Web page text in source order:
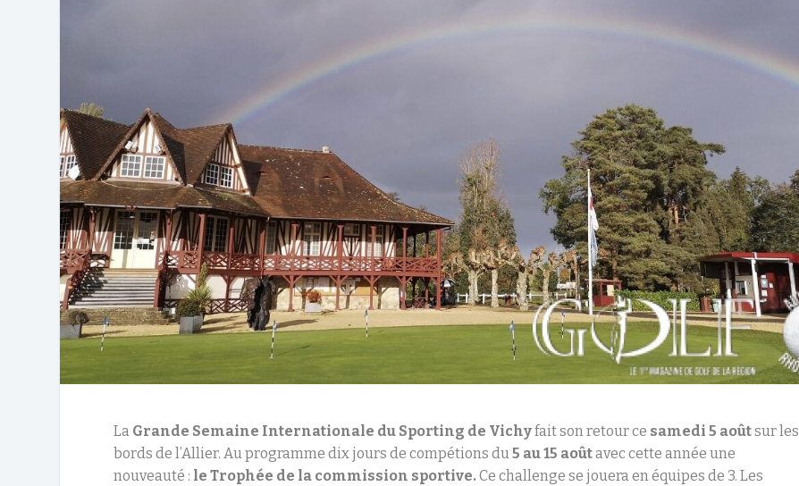
La Grande Semaine Internationale du Sporting de Vichyfait son retour ce samedi 5 aoûtsur les
bords de l’Allier. Au programme dix jours de compétions du5 au 15 aoûtavec cette année une
nouveauté : le Trophée de la commission sportive.Ce challenge se jouera en équipes de 3. Les